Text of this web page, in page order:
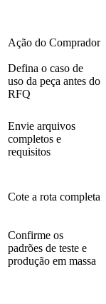
Ação do Comprador
Defina o caso de
uso da peça antes do
RFQ
Envie arquivos
completos e
requisitos
Cote a rota completa
Confirme os
padrões de teste e
produção em massa